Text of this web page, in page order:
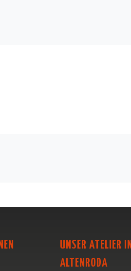
UNSER ATELIER IN
ALTENRODA